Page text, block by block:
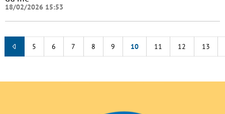
18/02/2026 15:53
5 6 7 8 9 10 11 12 13